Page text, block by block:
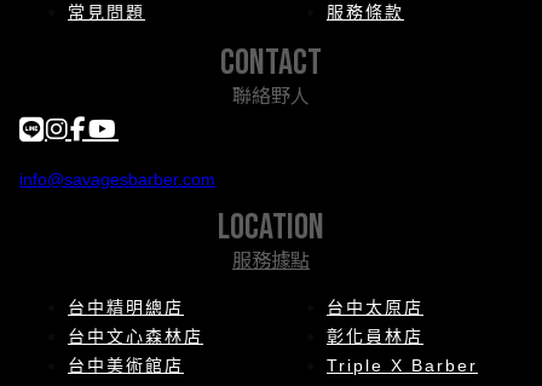
常見問題
服務條款
contact
聯絡野人
info@savagesbarber.com
location
服務據點
台中精明總店
台中文心森林店
台中美術館店
台中太原店
彰化員林店
Triple X Barber